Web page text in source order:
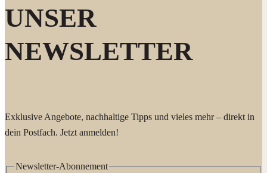
UNSER
NEWSLETTER
Exklusive Angebote, nachhaltige Tipps und vieles mehr – direkt in
dein Postfach. Jetzt anmelden!
Newsletter-Abonnement